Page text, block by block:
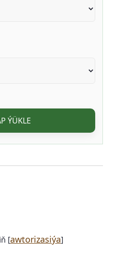
ÝÜKLE
[awtorizasiýa]